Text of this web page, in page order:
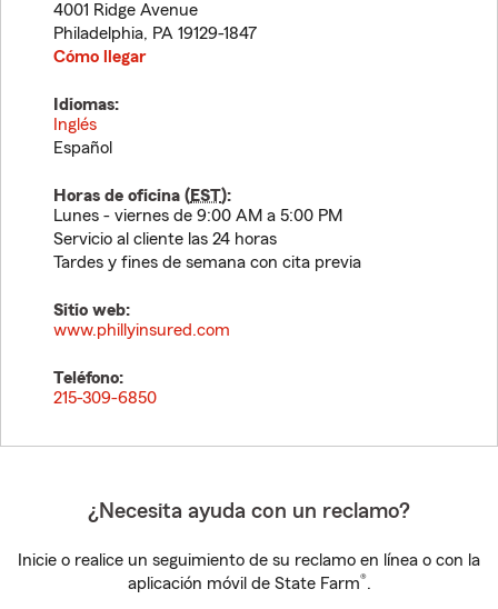
4001 Ridge Avenue
Philadelphia, PA 19129-1847
Cómo llegar
Idiomas:
Inglés
Español
Horas de oficina (EST):
Lunes - viernes de 9:00 AM a 5:00 PM
Servicio al cliente las 24 horas
Tardes y fines de semana con cita previa
Sitio web:
www.phillyinsured.com
Teléfono:
215-309-6850
¿Necesita ayuda con un reclamo?
Inicie o realice un seguimiento de su reclamo en línea o con la
aplicación móvil de State Farm®.